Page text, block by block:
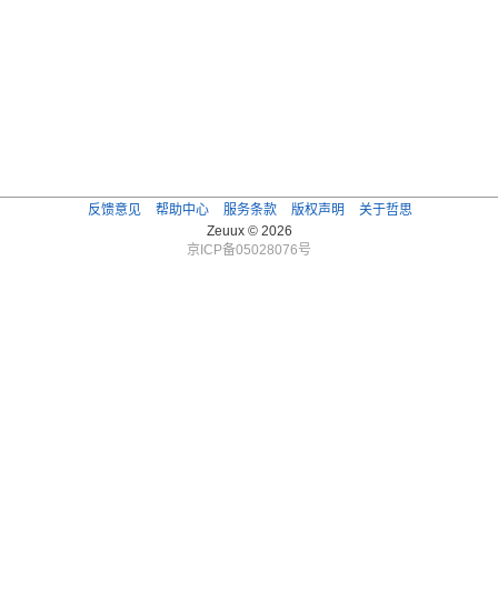
反馈意见 帮助中心 服务条款 版权声明
关于哲思
Zeuux © 2026
京ICP备05028076号